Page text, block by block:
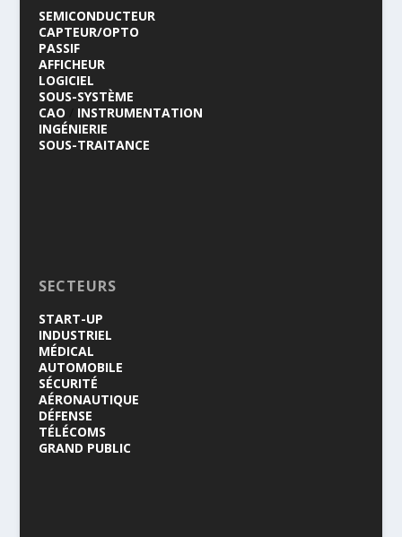
SEMICONDUCTEUR
CAPTEUR/OPTO
PASSIF
AFFICHEUR
LOGICIEL
SOUS-SYSTÈME
CAO
INSTRUMENTATION
INGÉNIERIE
SOUS-TRAITANCE
SECTEURS
START-UP
INDUSTRIEL
MÉDICAL
AUTOMOBILE
SÉCURITÉ
AÉRONAUTIQUE
DÉFENSE
TÉLÉCOMS
GRAND PUBLIC